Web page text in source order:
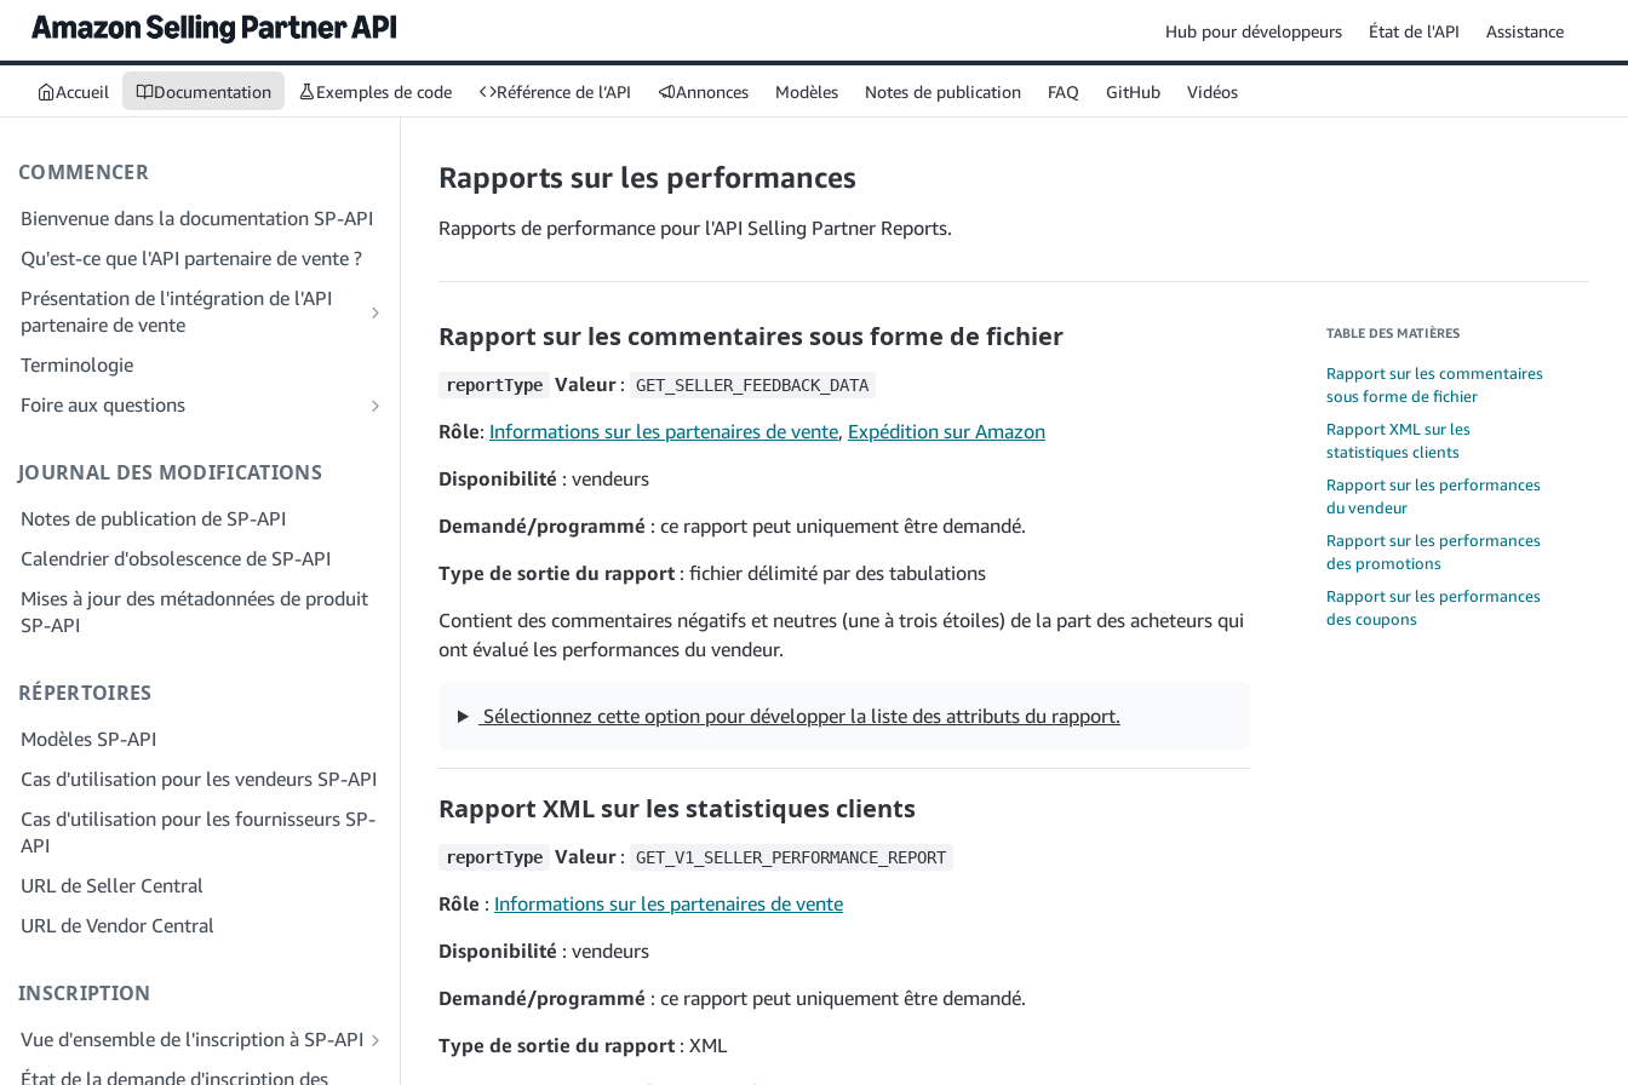
Hub pour développeurs État de l'API Assistance
Accueil Documentation Exemples de code Référence de l’API Annonces Modèles Notes de publication FAQ GitHub Vidéos
COMMENCER
Bienvenue dans la documentation SP-API
Qu'est-ce que l'API partenaire de vente ?
Présentation de l'intégration de l'API
partenaire de vente
Intégration en tant que développeur
développeur
Étape 4 : Inscrivez une application de
test
Étape 5 : Passez votre premier appel à
Étape 6 : Configurez le workflow
production
Étape 8 : Appelez le SP-API en
production
Étape 9 : Testez votre application
Étape 10 : Répertoriez votre application
Intégration en tant que fournisseur de
d'enregistrement et d'autorisation des
fournisseurs de services
Étape 2 : Créez un compte sur le portail
des fournisseurs de solutions pour
votre entreprise
Étape 3 : Vérifiez votre identité
de votre entreprise
Étape 5 : Demander des rôles Seller
Central
Étape 6 : Invitez des employés à
rejoindre votre compte
Étape 7 : Entrez en contact avec les
Terminologie
Foire aux questions
FAQ sur le portail des fournisseurs de
JOURNAL DES MODIFICATIONS
Notes de publication de SP-API
Calendrier d'obsolescence de SP-API
Mises à jour des métadonnées de produit
SP-API
RÉPERTOIRES
Modèles SP-API
Cas d'utilisation pour les vendeurs SP-API
Cas d'utilisation pour les fournisseurs SP-
API
URL de Seller Central
URL de Vendor Central
INSCRIPTION
Vue d'ensemble de l'inscription à SP-API
Inscrivez-vous en tant que développeur
État de la demande d'inscription des
Rapports sur les performances
Rapports de performance pour l'API Selling Partner Reports.
Rapport sur les commentaires sous forme de fichier
reportType Valeur: GET_SELLER_FEEDBACK_DATA
Rôle: Informations sur les partenaires de vente, Expédition sur Amazon
Disponibilité : vendeurs
Demandé/programmé : ce rapport peut uniquement être demandé.
Type de sortie du rapport : fichier délimité par des tabulations
Contient des commentaires négatifs et neutres (une à trois étoiles) de la part des acheteurs qui
ont évalué les performances du vendeur.
Sélectionnez cette option pour développer la liste des attributs du rapport.
Rapport XML sur les statistiques clients
reportType Valeur: GET_V1_SELLER_PERFORMANCE_REPORT
Rôle : Informations sur les partenaires de vente
Disponibilité : vendeurs
Demandé/programmé : ce rapport peut uniquement être demandé.
Type de sortie du rapport : XML
TABLE DES MATIÈRES
Rapport sur les commentaires
sous forme de fichier
Rapport XML sur les
statistiques clients
Rapport sur les performances
du vendeur
Rapport sur les performances
des promotions
Rapport sur les performances
des coupons